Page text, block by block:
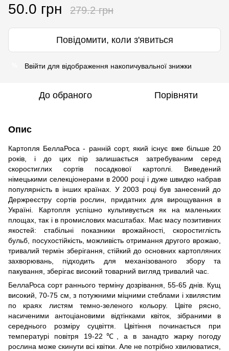
50.0 грн 279.2 грн
Повідомити, коли з'явиться
Ввійти для відображення накопичувальної знижки
До обраного Порівняти
Опис
Картопля БеллаРоса - ранній сорт, який існує вже більше 20
років, і до цих пір залишається затребуваним серед
скоростиглих сортів посадкової картоплі. Виведений
німецькими селекціонерами в 2000 році і дуже швидко набрав
популярність в інших країнах. У 2003 році був занесений до
Держреєстру сортів рослин, придатних для вирощування в
Україні. Картопля успішно культивується як на маленьких
площах, так і в промислових масштабах. Має масу позитивних
якостей: стабільні показники врожайності, скоростиглість
бульб, посухостійкість, можливість отримання другого врожаю,
тривалий термін зберігання, стійкий до основних картопляних
захворювань, підходить для механізованого збору та
пакування, зберігає високий товарний вигляд тривалий час.
БеллаРоса сорт раннього терміну дозрівання, 55-65 днів. Кущ
високий, 70-75 см, з потужними міцними стеблами і хвилястим
по краях листям темно-зеленого кольору. Цвіте рясно,
насиченими антоціановими відтінками квіток, зібраними в
середнього розміру суцвіття. Цвітіння починається при
температурі повітря 19-22 ℃
, а в занадто жарку погоду
рослина може скинути всі квітки. Але не потрібно хвилюватися,